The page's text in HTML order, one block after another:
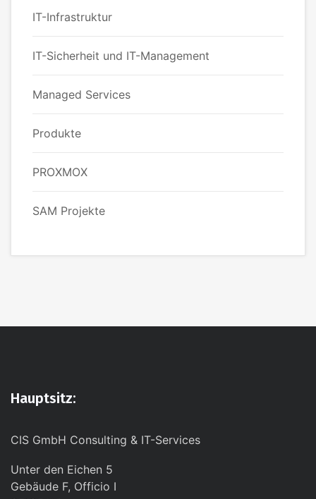
IT-Infrastruktur
IT-Sicherheit und IT-Management
Managed Services
Produkte
PROXMOX
SAM Projekte
Hauptsitz:
CIS GmbH Consulting & IT-Services
Unter den Eichen 5
Gebäude F, Officio I